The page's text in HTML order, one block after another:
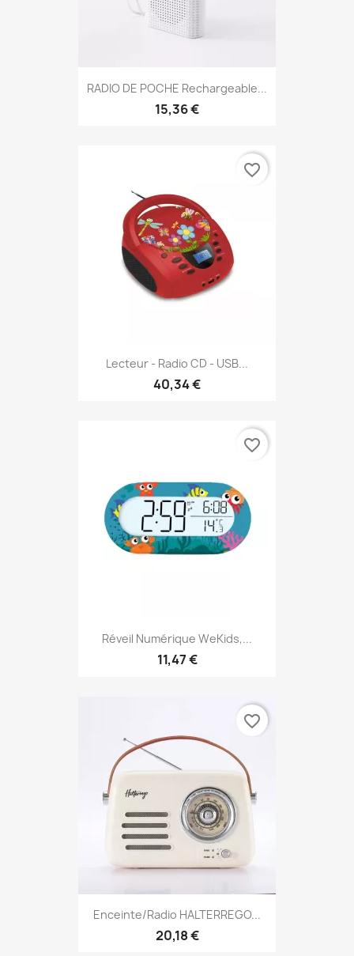
RADIO DE POCHE Rechargeable...
15,36 €
Lecteur - Radio CD - USB...
40,34 €
favorite_border
Réveil Numérique WeKids,...
11,47 €
favorite_border
Enceinte/Radio HALTERREGO...
20,18 €
favorite_border